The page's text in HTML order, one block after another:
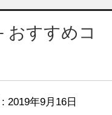
おすすめコ
2019年9月16日